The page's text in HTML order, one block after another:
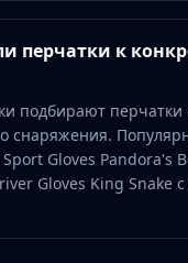
перчатки к
подбирают перчатки
снаряжения.
Gloves Pandora's
Gloves King Snake